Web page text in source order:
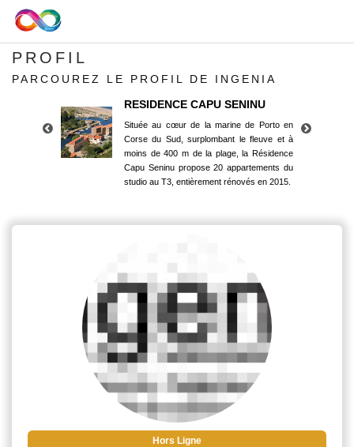
PROFIL
PARCOUREZ LE PROFIL DE INGENIA
RESIDENCE CAPU SENINU
Située au cœur de la marine de Porto en
Corse du Sud, surplombant le fleuve et à
moins de 400 m de la plage, la Résidence
Capu Seninu propose 20 appartements du
studio au T3, entièrement rénovés en 2015.
studio au T3, entièrement rénovés en 2015.
Hors Ligne